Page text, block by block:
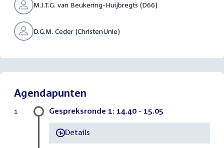
M.J.T.G. van Beukering-Huijbregts (D66)
D.G.M. Ceder (ChristenUnie)
Agendapunten
Gespreksronde 1: 14.40 - 15.05
-Details
1